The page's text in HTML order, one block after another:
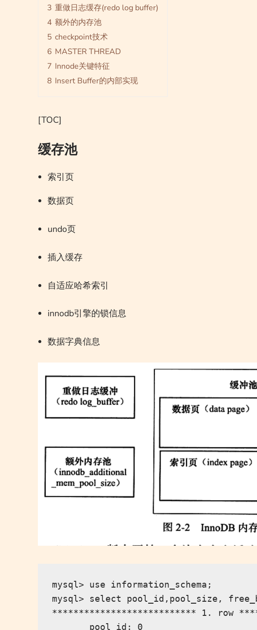
3 重做日志缓存(redo log buffer)
4 额外的内存池
5 checkpoint技术
6 MASTER THREAD
7 Innode关键特征
8 Insert Buffer的内部实现
[TOC]
缓存池
索引页
数据页
undo页
插入缓存
自适应哈希索引
innodb引擎的锁信息
数据字典信息
mysql> use
mysql> select pool_id,pool_size,
*************************** 1. row
       pool_id: 0